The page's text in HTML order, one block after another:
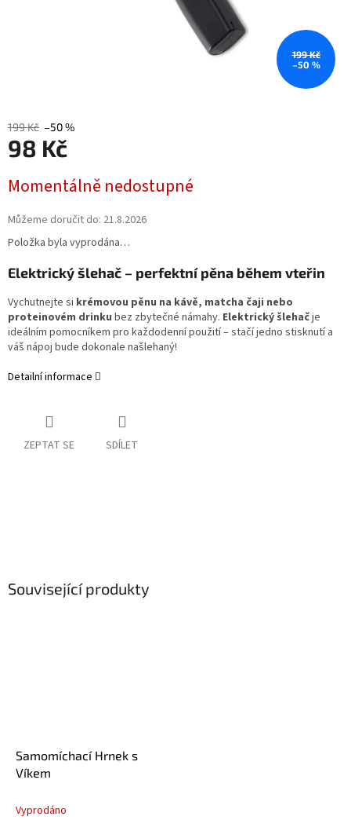
199 Kč
–50 %
199 Kč –50 %
98 Kč
cena:
Momentálně nedostupné
Můžeme doručit do: 21.8.2026
Položka byla vyprodána…
Elektrický šlehač – perfektní pěna během vteřin
Vychutnejte si krémovou pěnu na kávě, matcha čaji nebo
proteinovém drinku bez zbytečné námahy. Elektrický šlehačje
ideálním pomocníkem pro každodenní použití – stačí jedno stisknutí a
váš nápoj bude dokonale našlehaný!
Detailní informace
ZEPTAT SE SDÍLET
Související produkty
Samomíchací Hrnek s
Víkem
Vyprodáno